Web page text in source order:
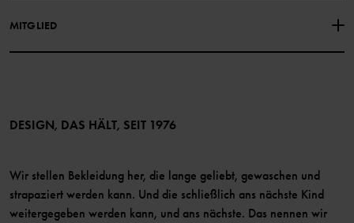
MITGLIED
Mitglied werden
DESIGN, DAS HÄLT, SEIT 1976
Wir stellen Bekleidung her, die lange geliebt, gewaschen und
strapaziert werden kann. Und die schließlich ans nächste Kind
weitergegeben werden kann, und ans nächste. Das nennen wir